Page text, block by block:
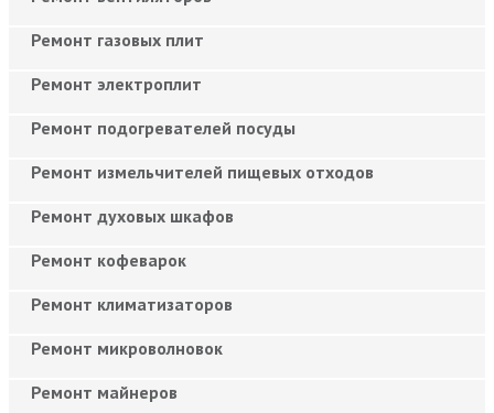
Ремонт газовых плит
Ремонт электроплит
Ремонт подогревателей посуды
Ремонт измельчителей пищевых отходов
Ремонт духовых шкафов
Ремонт кофеварок
Ремонт климатизаторов
Ремонт микроволновок
Ремонт майнеров